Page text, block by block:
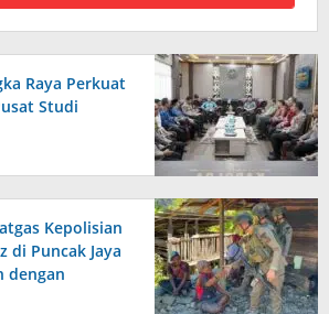
Raya Perkuat
Studi
Kepolisian
di Puncak Jaya
dengan